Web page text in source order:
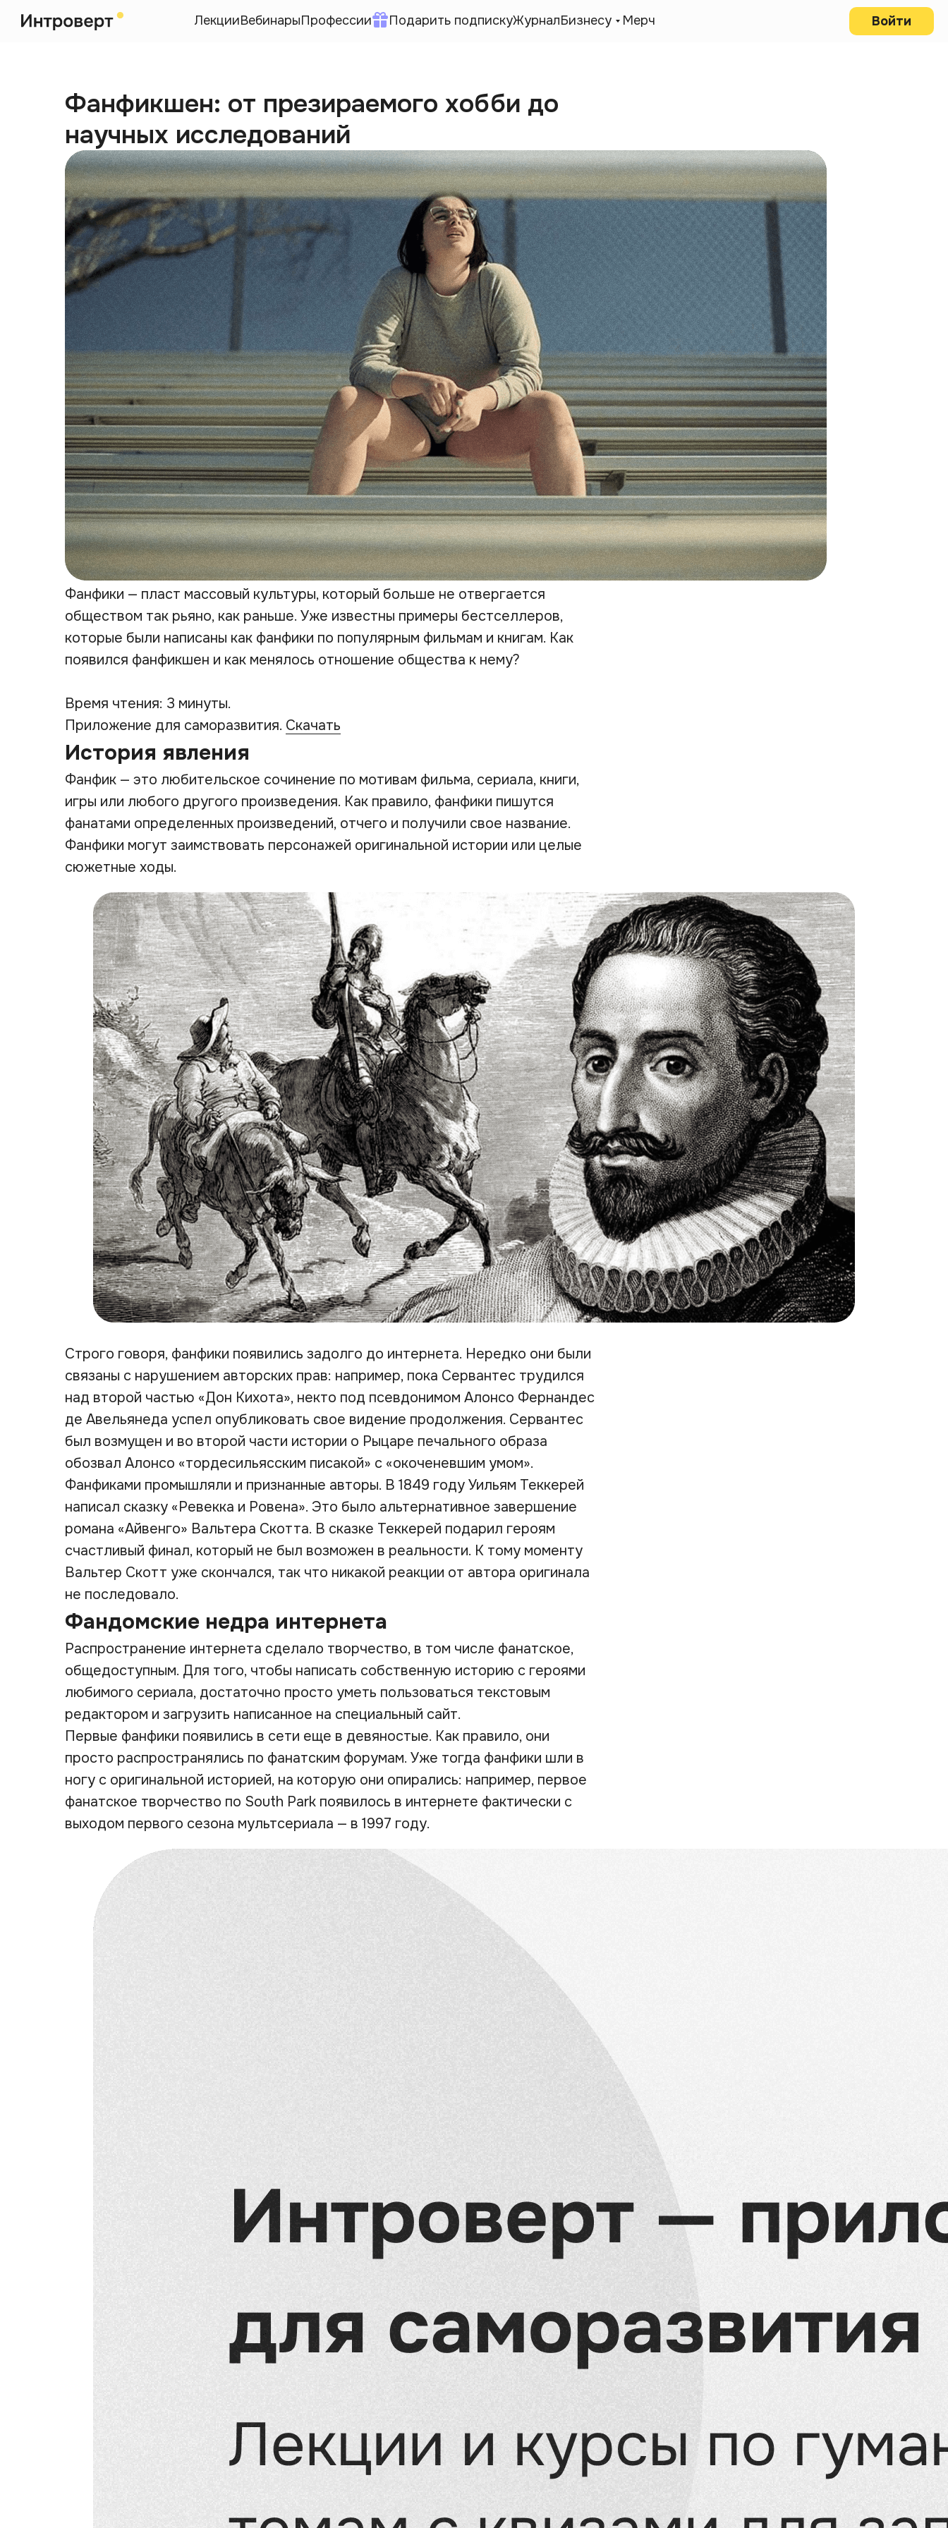
ЛекцииВебинарыПрофессии Подарить подпискуЖурналБизнесу Мерч Войти
Фанфикшен: от презираемого хобби до
научных исследований
Фанфики — пласт массовый культуры, который больше не отвергается
обществом так рьяно, как раньше. Уже известны примеры бестселлеров,
которые были написаны как фанфики по популярным фильмам и книгам. Как
появился фанфикшен и как менялось отношение общества к нему?
Время чтения: 3 минуты.
Приложение для саморазвития. Скачать
История явления
Фанфик — это любительское сочинение по мотивам фильма, сериала, книги,
игры или любого другого произведения. Как правило, фанфики пишутся
фанатами определенных произведений, отчего и получили свое название.
Фанфики могут заимствовать персонажей оригинальной истории или целые
сюжетные ходы.
Строго говоря, фанфики появились задолго до интернета. Нередко они были
связаны с нарушением авторских прав: например, пока Сервантес трудился
над второй частью «Дон Кихота», некто под псевдонимом Алонсо Фернандес
де Авельянеда успел опубликовать свое видение продолжения. Сервантес
был возмущен и во второй части истории о Рыцаре печального образа
обозвал Алонсо «тордесильясским писакой» с «окоченевшим умом».
Фанфиками промышляли и признанные авторы. В 1849 году Уильям Теккерей
написал сказку «Ревекка и Ровена». Это было альтернативное завершение
романа «Айвенго» Вальтера Скотта. В сказке Теккерей подарил героям
счастливый финал, который не был возможен в реальности. К тому моменту
Вальтер Скотт уже скончался, так что никакой реакции от автора оригинала
не последовало.
Фандомские недра интернета
Распространение интернета сделало творчество, в том числе фанатское,
общедоступным. Для того, чтобы написать собственную историю с героями
любимого сериала, достаточно просто уметь пользоваться текстовым
редактором и загрузить написанное на специальный сайт.
Первые фанфики появились в сети еще в девяностые. Как правило, они
просто распространялись по фанатским форумам. Уже тогда фанфики шли в
ногу с оригинальной историей, на которую они опирались: например, первое
фанатское творчество по South Park появилось в интернете фактически с
выходом первого сезона мультсериала — в 1997 году.